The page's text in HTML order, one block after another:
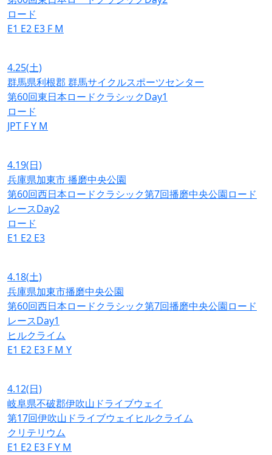
ロード
E1 E2 E3 F M
4.25(土)
群馬県利根郡 群馬サイクルスポーツセンター
第60回東日本ロードクラシックDay1
ロード
JPT FY M
4.19(日)
兵庫県加東市 播磨中央公園
第60回西日本ロードクラシック第7回播磨中央公園ロード
レースDay2
ロード
E1 E2 E3
4.18(土)
兵庫県加東市播磨中央公園
第60回西日本ロードクラシック第7回播磨中央公園ロード
レースDay1
ヒルクライム
E1 E2 E3 F M Y
4.12(日)
岐阜県不破郡伊吹山ドライブウェイ
第17回伊吹山ドライブウェイヒルクライム
クリテリウム
E1 E2 E3 FY M